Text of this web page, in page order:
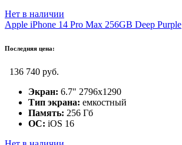
Нет в наличии
Apple iPhone 14 Pro Max 256GB Deep Purple
Последняя цена:
136 740 руб.
Экран: 6.7" 2796x1290
Тип экрана: емкостный
Память: 256 Гб
ОС: iOS 16